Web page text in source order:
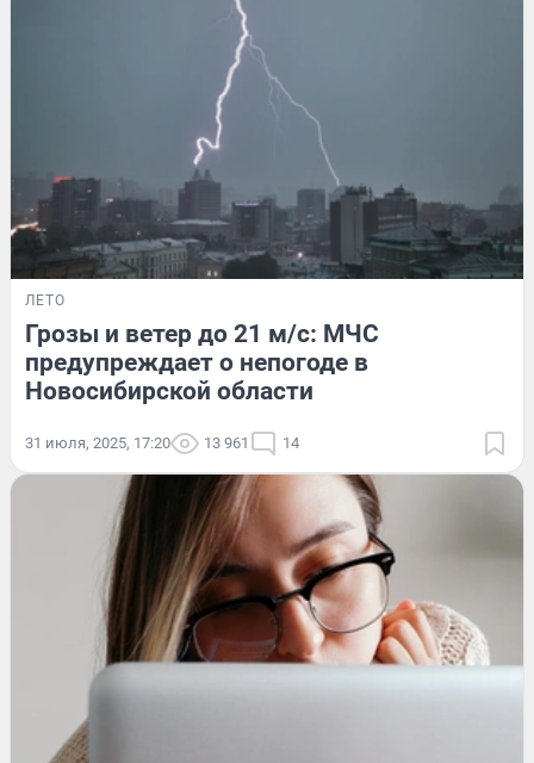
ЛЕТО
Грозы и ветер до 21 м/с: МЧС
предупреждает о непогоде в
Новосибирской области
31 июля, 2025, 17:20 13 961 14